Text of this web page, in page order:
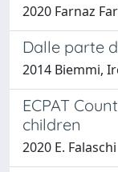
2020 Farnaz
Dalle parte
2014 Biemmi,
ECPAT
children
2020 E. Falaschi